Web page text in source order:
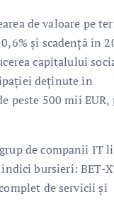
de valoare pe
și scadență în
capitalului
deținute în
peste 500 mii EUR,
de companii IT
bursieri: BET-
de servicii și